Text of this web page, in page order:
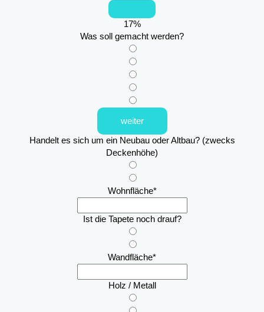
17%
Was soll gemacht werden?
weiter
Handelt es sich um ein Neubau oder Altbau? (zwecks
Deckenhöhe)
Wohnfläche*
Ist die Tapete noch drauf?
Wandfläche*
Holz / Metall